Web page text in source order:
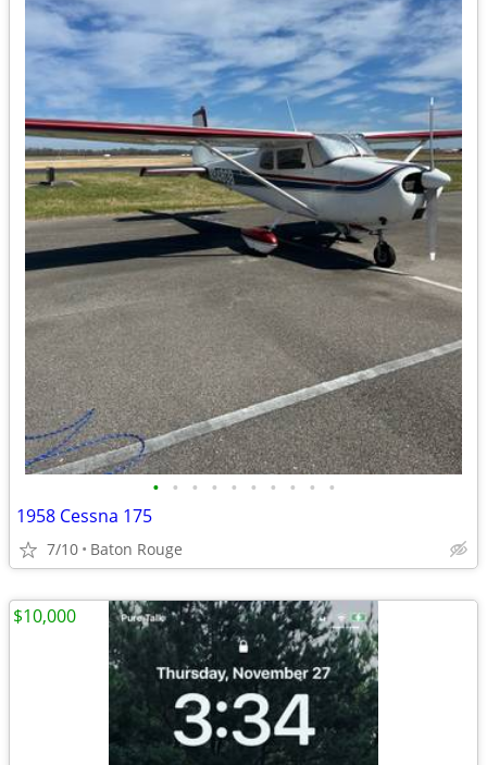
• • • • • • • • • •
1958 Cessna 175
7/10 Baton Rouge
$10,000